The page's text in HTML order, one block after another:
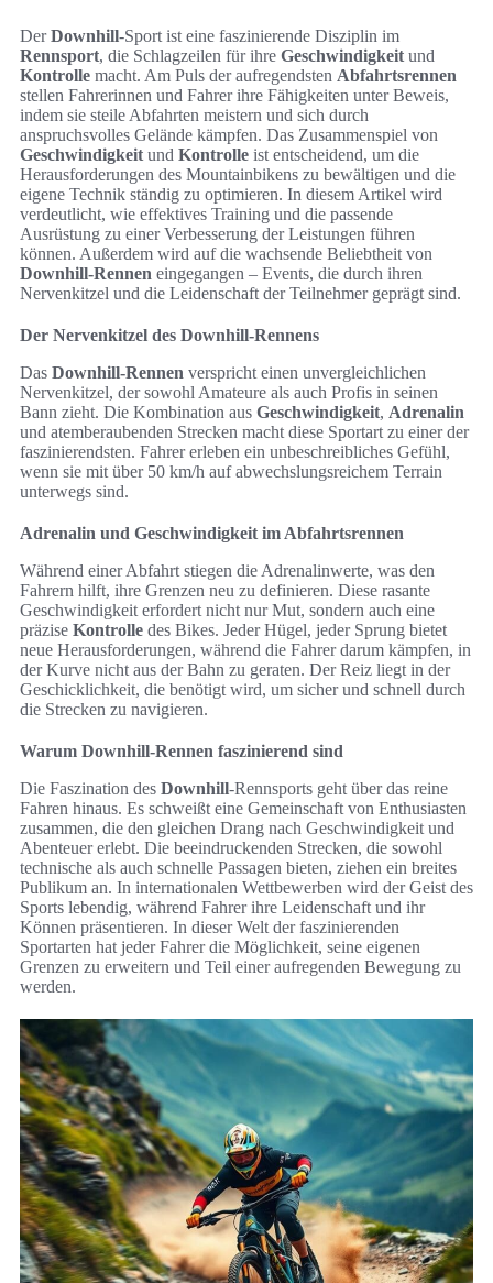
DerDownhill-Sport ist eine faszinierende Disziplin im
Rennsport, die Schlagzeilen für ihre Geschwindigkeit und
Kontrolle macht. Am Puls der aufregendsten Abfahrtsrennen
stellen Fahrerinnen und Fahrer ihre Fähigkeiten unter Beweis,
indem sie steile Abfahrten meistern und sich durch
anspruchsvolles Gelände kämpfen. Das Zusammenspiel von
Geschwindigkeit und Kontrolle ist entscheidend, um die
Herausforderungen des Mountainbikens zu bewältigen und die
eigene Technik ständig zu optimieren. In diesem Artikel wird
verdeutlicht, wie effektives Training und die passende
Ausrüstung zu einer Verbesserung der Leistungen führen
können. Außerdem wird auf die wachsende Beliebtheit von
Downhill-Rennen eingegangen – Events, die durch ihren
Nervenkitzel und die Leidenschaft der Teilnehmer geprägt sind.
Der Nervenkitzel des Downhill-Rennens
Das Downhill-Rennen verspricht einen unvergleichlichen
Nervenkitzel, der sowohl Amateure als auch Profis in seinen
Bann zieht. Die Kombination aus Geschwindigkeit, Adrenalin
und atemberaubenden Strecken macht diese Sportart zu einer der
faszinierendsten. Fahrer erleben ein unbeschreibliches Gefühl,
wenn sie mit über 50 km/h auf abwechslungsreichem Terrain
unterwegs sind.
Adrenalin und Geschwindigkeit im Abfahrtsrennen
Während einer Abfahrt stiegen die Adrenalinwerte, was den
Fahrern hilft, ihre Grenzen neu zu definieren. Diese rasante
Geschwindigkeit erfordert nicht nur Mut, sondern auch eine
präzise Kontrolle des Bikes. Jeder Hügel, jeder Sprung bietet
neue Herausforderungen, während die Fahrer darum kämpfen, in
der Kurve nicht aus der Bahn zu geraten. Der Reiz liegt in der
Geschicklichkeit, die benötigt wird, um sicher und schnell durch
die Strecken zu navigieren.
Warum Downhill-Rennen faszinierend sind
Die Faszination des Downhill-Rennsports geht über das reine
Fahren hinaus. Es schweißt eine Gemeinschaft von Enthusiasten
zusammen, die den gleichen Drang nach Geschwindigkeit und
Abenteuer erlebt. Die beeindruckenden Strecken, die sowohl
technische als auch schnelle Passagen bieten, ziehen ein breites
Publikum an. In internationalen Wettbewerben wird der Geist des
Sports lebendig, während Fahrer ihre Leidenschaft und ihr
Können präsentieren. In dieser Welt der faszinierenden
Sportarten hat jeder Fahrer die Möglichkeit, seine eigenen
Grenzen zu erweitern und Teil einer aufregenden Bewegung zu
werden.